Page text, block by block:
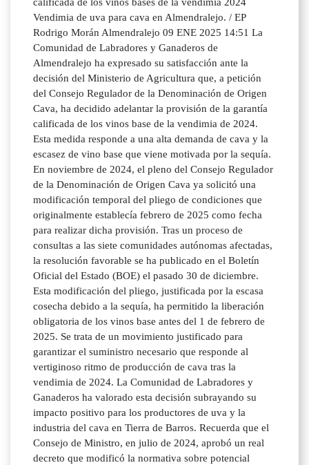
calificada de los vinos bases de la vendimia 2024
Vendimia de uva para cava en Almendralejo. / EP
Rodrigo Morán Almendralejo 09 ENE 2025 14:51 La
Comunidad de Labradores y Ganaderos de
Almendralejo ha expresado su satisfacción ante la
decisión del Ministerio de Agricultura que, a petición
del Consejo Regulador de la Denominación de Origen
Cava, ha decidido adelantar la provisión de la garantía
calificada de los vinos base de la vendimia de 2024.
Esta medida responde a una alta demanda de cava y la
escasez de vino base que viene motivada por la sequía.
En noviembre de 2024, el pleno del Consejo Regulador
de la Denominación de Origen Cava ya solicitó una
modificación temporal del pliego de condiciones que
originalmente establecía febrero de 2025 como fecha
para realizar dicha provisión. Tras un proceso de
consultas a las siete comunidades autónomas afectadas,
la resolución favorable se ha publicado en el Boletín
Oficial del Estado (BOE) el pasado 30 de diciembre.
Esta modificación del pliego, justificada por la escasa
cosecha debido a la sequía, ha permitido la liberación
obligatoria de los vinos base antes del 1 de febrero de
2025. Se trata de un movimiento justificado para
garantizar el suministro necesario que responde al
vertiginoso ritmo de producción de cava tras la
vendimia de 2024. La Comunidad de Labradores y
Ganaderos ha valorado esta decisión subrayando su
impacto positivo para los productores de uva y la
industria del cava en Tierra de Barros. Recuerda que el
Consejo de Ministro, en julio de 2024, aprobó un real
decreto que modificó la normativa sobre potencial